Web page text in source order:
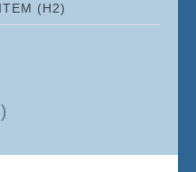
(H2)